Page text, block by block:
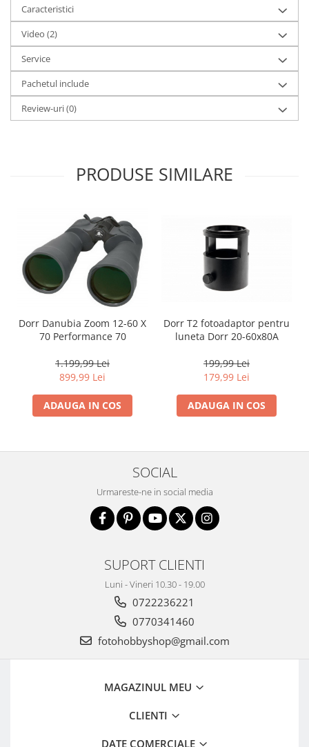
Acumulatori Foto
Acumulatori AA/AAA (R6/R3)) si
incarcatoare
Baterii
Incarcatoare acumulatori Foto-
Video
Huse protectie acumulatori foto
Alimentatoare 220V
Carcase de tip Cage, pentru
integrare in sisteme video
complexe
Curatare Senzor
Huse de ploaie
Microfoane / Reportofoane
Nivela patina
Transmitator de fisiere fara fir
Accesorii diverse
Genti foto
Genti, Troller Video
Only One Shoulder - SlingShot
Hand Strap / Grip
Troller
Accesorii genti si trollere
Video / Camere si accesorii
Camere video profesionale
Caracteristici
Video (2)
Service
Pachetul include
Review-uri(0)
PRODUSE SIMILARE
Dorr Danubia Zoom 12-60 X
70 Performance 70
1.199,99 Lei
899,99 Lei
ADAUGA IN COS
Dorr T2 fotoadaptor pentru
luneta Dorr 20-60x80A
199,99 Lei
179,99 Lei
ADAUGA IN COS
SOCIAL
Urmareste-ne in social media
SUPORT CLIENTI
Luni - Vineri 10.30 - 19.00
0722236221
0770341460
fotohobbyshop@gmail.com
MAGAZINUL MEU
CLIENTI
DATE COMERCIALE